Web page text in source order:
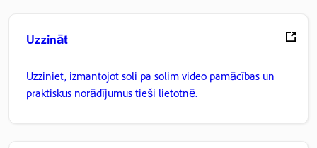
Uzzināt
Uzziniet, izmantojot soli pa solim video pamācības un
praktiskus norādījumus tieši lietotnē.